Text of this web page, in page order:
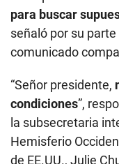
para buscar
señaló por su
comunicado
“Señor presidente,
condiciones”,
la subsecretaria
Hemisferio
de EE.UU., Julie